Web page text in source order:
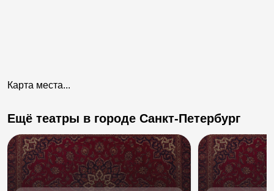
Карта места...
Ещё театры в городе Санкт-Петербург